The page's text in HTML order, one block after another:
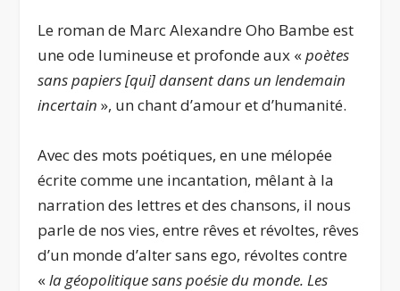
Le roman de Marc Alexandre Oho Bambe est
une ode lumineuse et profonde aux «poètes
sans papiers [qui] dansent dans un lendemain
incertain », un chant d’amour et d’humanité.
Avec des mots poétiques, en une mélopée
écrite comme une incantation, mêlant à la
narration des lettres et des chansons, il nous
parle de nos vies, entre rêves et révoltes, rêves
d’un monde d’alter sans ego, révoltes contre
«la géopolitique sans poésie du monde. Les